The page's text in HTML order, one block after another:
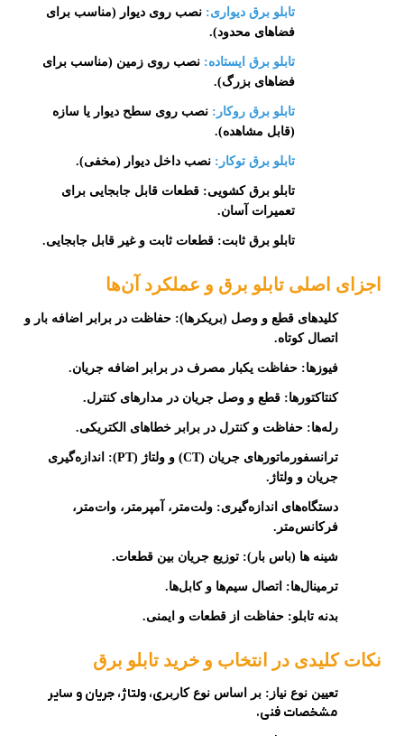
تابلو برق دیواری: نصب روی دیوار (مناسب برای
فضاهای محدود).
تابلو برق ایستاده: نصب روی زمین (مناسب برای
فضاهای بزرگ).
تابلو برق روکار : نصب روی سطح دیوار یا سازه
(قابل مشاهده).
تابلو برق توکار : نصب داخل دیوار (مخفی).
تابلو برق کشویی: قطعات قابل جابجایی برای
تعمیرات آسان.
تابلو برق ثابت: قطعات ثابت و غیر قابل جابجایی.
اجزای اصلی تابلو برق و عملکرد آن‌ها
کلیدهای قطع و وصل (بریکرها): حفاظت در برابر اضافه بار و
اتصال کوتاه.
فیوزها: حفاظت یکبار مصرف در برابر اضافه جریان.
کنتاکتورها: قطع و وصل جریان در مدارهای کنترل.
رله‌ها: حفاظت و کنترل در برابر خطاهای الکتریکی.
ترانسفورماتورهای جریان (CT) و ولتاژ (PT
): اندازه‌گیری
جریان و ولتاژ.
دستگاه‌های اندازه‌گیری: ولت‌متر، آمپرمتر، وات‌متر،
فرکانس‌متر.
شینه ها (باس بار): توزیع جریان بین قطعات.
ترمینال‌ها: اتصال سیم‌ها و کابل‌ها.
بدنه تابلو: حفاظت از قطعات و ایمنی.
نکات کلیدی در انتخاب و خرید تابلو برق
تعیین نوع نیاز: بر اساس نوع کاربر ی، ولتاژ، جریان و سایر
مشخصات فنی.